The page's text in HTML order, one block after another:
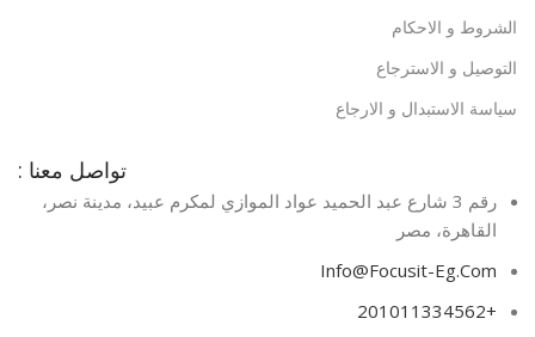
الشروط و الاحكام
التوصيل و الاسترجاع
سياسة الاستبدال و الارجاع
تواصل معنا :
رقم 3 شارع عبد الحميد عواد الموازي لمكرم عبيد، مدينة نصر،
القاهرة، مصر​
Info@Focusit-Eg.Com
+201011334562